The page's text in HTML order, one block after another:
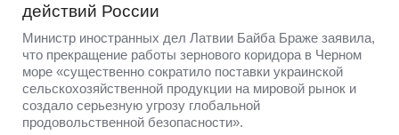
действий России
Министр иностранных дел Латвии Байба Браже заявила,
что прекращение работы зернового коридора в Черном
море «существенно сократило поставки украинской
сельскохозяйственной продукции на мировой рынок и
создало серьезную угрозу глобальной
продовольственной безопасности».